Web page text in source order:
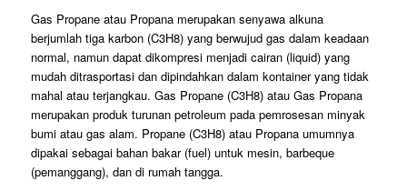
Gas Propane atau Propana merupakan senyawa alkuna
berjumlah tiga karbon (C3H8) yang berwujud gas dalam keadaan
normal, namun dapat dikompresi menjadi cairan (liquid) yang
mudah ditrasportasi dan dipindahkan dalam kontainer yang tidak
mahal atau terjangkau. Gas Propane (C3H8) atau Gas Propana
merupakan produk turunan petroleum pada pemrosesan minyak
bumi atau gas alam. Propane (C3H8) atau Propana umumnya
dipakai sebagai bahan bakar (fuel) untuk mesin, barbeque
(pemanggang), dan di rumah tangga.